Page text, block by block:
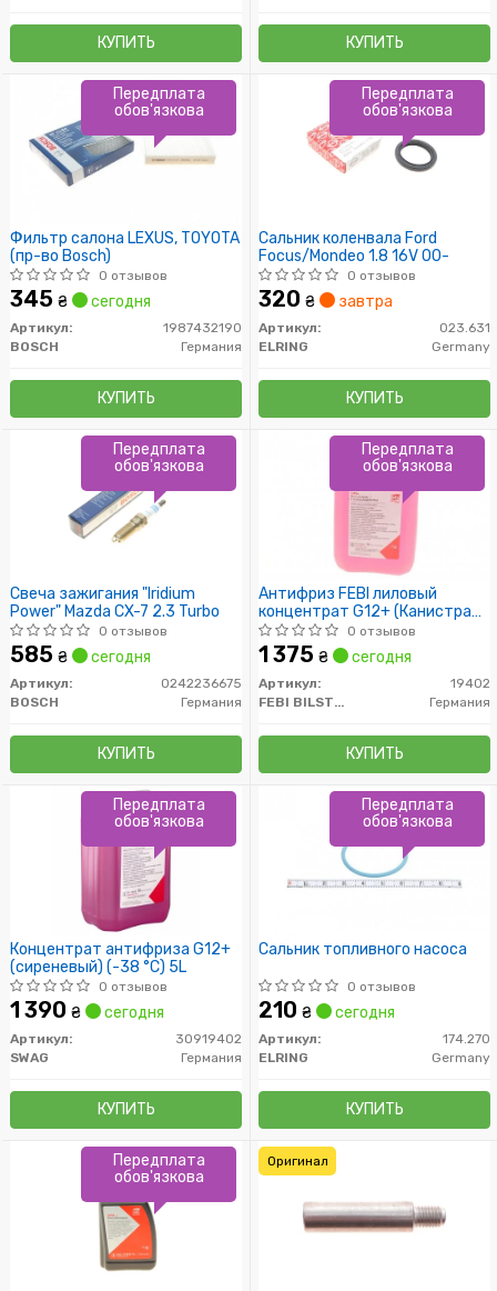
КУПИТЬ КУПИТЬ
Фильтр салона LEXUS, TOYOTA
(пр-во Bosch)
0 отзывов
345 ₴ сегодня
Артикул:
1987432190
BOSCH
Германия
КУПИТЬ
Передплата
обов'язкова
Сальник коленвала Ford
Focus/Mondeo 1.8 16V 00-
0 отзывов
320 ₴ завтра
Артикул:
023.631
ELRING
Germany
КУПИТЬ
Передплата
обов'язкова
Свеча зажигания "Iridium
Power" Mazda CX-7 2.3 Turbo
0 отзывов
585 ₴ сегодня
Артикул:
0242236675
BOSCH
Германия
КУПИТЬ
Передплата
обов'язкова
Антифриз FEBI лиловый
концентрат G12+ (Канистра
5л)
0 отзывов
1 375 ₴ сегодня
Артикул:
19402
FEBI BILSTEIN
Германия
КУПИТЬ
Передплата
обов'язкова
Концентрат антифриза G12+
(сиреневый) (-38 °C) 5L
0 отзывов
1 390 ₴ сегодня
Артикул:
30919402
SWAG
Германия
КУПИТЬ
Передплата
обов'язкова
Сальник топливного насоса
0 отзывов
210 ₴ сегодня
Артикул:
174.270
ELRING
Germany
КУПИТЬ
Передплата
обов'язкова
Передплата
обов'язкова
Оригинал